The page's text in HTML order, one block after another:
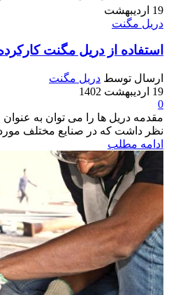
19 اردیبهشت
دریل مگنت
استفاده از دریل مگنت
ارسال توسط دریل مگنت
19 اردیبهشت 1402
0
مقدمه دریل ها را می توان به عنوان
نظر داشت که در صنایع مختلف مورد
ادامه مطلب